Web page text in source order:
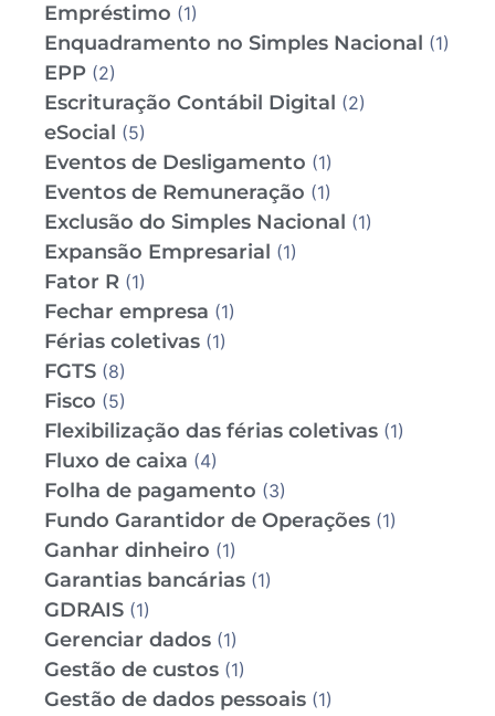
Empréstimo (1)
Enquadramento no Simples Nacional (1)
EPP (2)
Escrituração Contábil Digital (2)
eSocial (5)
Eventos de Desligamento (1)
Eventos de Remuneração (1)
Exclusão do Simples Nacional (1)
Expansão Empresarial (1)
Fator R (1)
Fechar empresa (1)
Férias coletivas (1)
FGTS (8)
Fisco (5)
Flexibilização das férias coletivas (1)
Fluxo de caixa (4)
Folha de pagamento (3)
Fundo Garantidor de Operações (1)
Ganhar dinheiro (1)
Garantias bancárias (1)
GDRAIS (1)
Gerenciar dados (1)
Gestão de custos (1)
Gestão de dados pessoais (1)